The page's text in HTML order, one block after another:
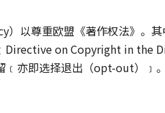
）以尊重欧盟《著作权法》。
on Copyright in the
亦即选择退出（opt-out）﹞。